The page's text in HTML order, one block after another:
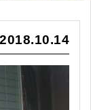
2018.10.14